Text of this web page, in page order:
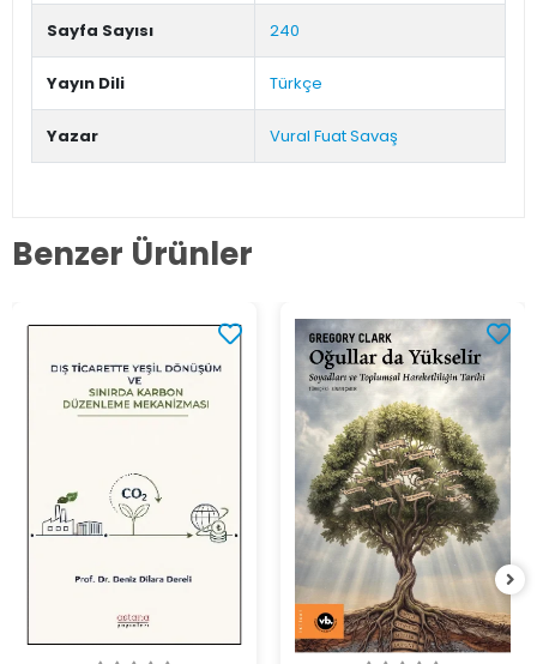
Sayfa Sayısı 240
Yayın Dili Türkçe
Yazar Vural Fuat Savaş
Benzer Ürünler